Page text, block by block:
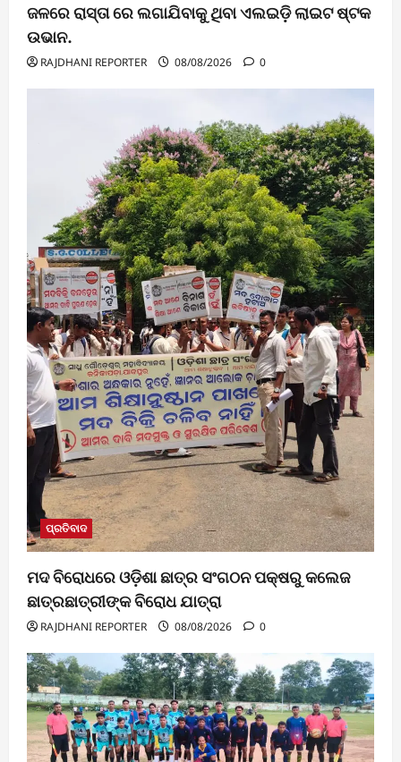
ଜଳରେ ରାସ୍ତା ରେ ଲଗାଯିବାକୁ ଥିବା ଏଲଇଡ଼ି ଲାଇଟ ଷ୍ଟକ
ଉଭାନ.
RAJDHANI REPORTER 08/08/2026 0
ପ୍ରତିବାଦ
ମଦ ବିରୋଧରେ ଓଡ଼ିଶା ଛାତ୍ର ସଂଗଠନ ପକ୍ଷରୁ କଲେଜ
ଛାତ୍ରଛାତ୍ରୀଙ୍କ ବିରୋଧ ଯାତ୍ରା
RAJDHANI REPORTER 08/08/2026 0